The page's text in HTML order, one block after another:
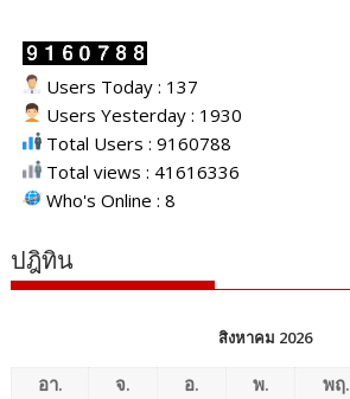
Users Today : 137
Users Yesterday : 1930
Total Users : 9160788
Total views : 41616336
Who's Online : 8
ปฎิทิน
สิงหาคม 2026
อา. จ. อ. พ. พฤ.